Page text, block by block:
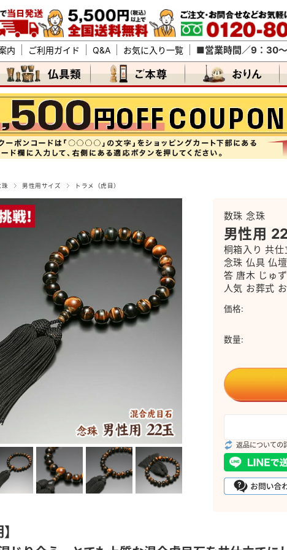
内 ご利用ガイド Q&A お気に入り一覧 ■営業時間／9：30
珠 男性用サイズ トラメ（虎目）
数珠 念珠
男性用
桐箱入り 共
念珠 仏具 仏
答 唐木 じゅ
人気 お葬式
価格:
数量:
返品についての